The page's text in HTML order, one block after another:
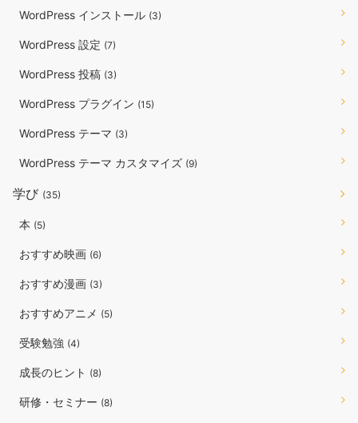
WordPress インストール (3)
WordPress 設定 (7)
WordPress 投稿 (3)
WordPress プラグイン (15)
WordPress テーマ (3)
WordPress テーマ カスタマイズ (9)
学び (35)
本 (5)
おすすめ映画 (6)
おすすめ漫画 (3)
おすすめアニメ (5)
受験勉強 (4)
成長のヒント (8)
研修・セミナー (8)